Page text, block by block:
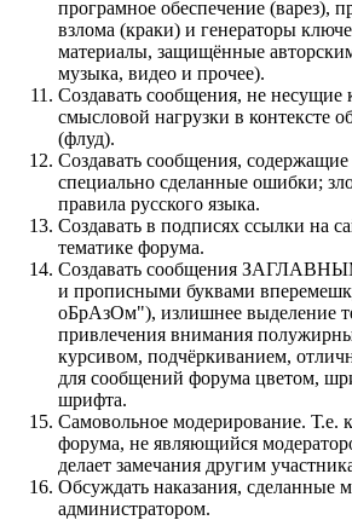
програмное обеспечение (варез),
взлома (краки) и генераторы
материалы, защищённые
музыка, видео и прочее).
Создавать сообщения, не несущие
смысловой нагрузки в контексте
(флуд).
Создавать сообщения,
специально сделанные ошибки;
правила русского языка.
Создавать в подписях ссылки на
тематике форума.
Cоздавать сообщения
и прописными буквами
оБрАзОм"), излишнее выделение
привлечения внимания
курсивом, подчёркиванием,
для сообщений форума цветом,
шрифта.
Самовольное модерирование. Т.е.
форума, не являющийся
делает замечания другим
Обсуждать наказания, сделанные
администратором.